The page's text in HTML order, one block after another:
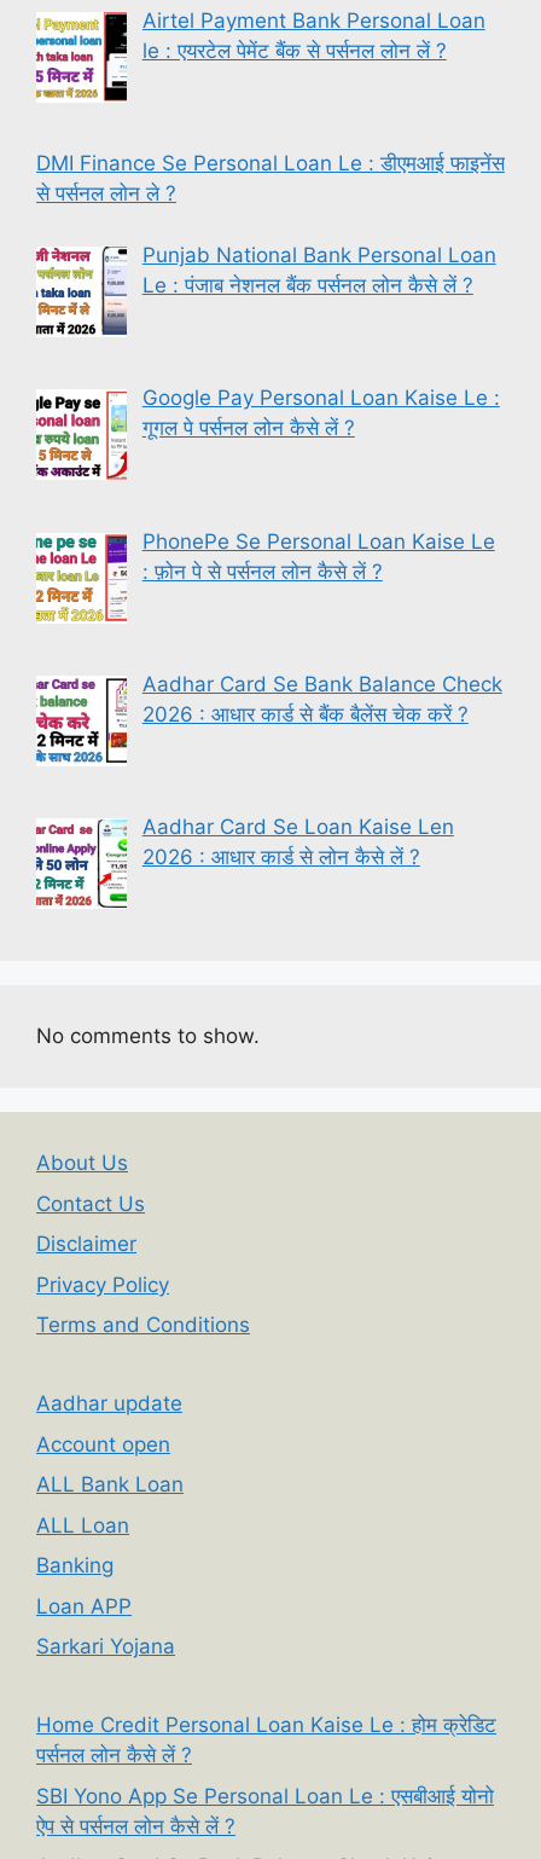
Airtel Payment Bank Personal Loan
le : एयरटेल पेमेंट बैंक से पर्सनल लोन लें ?
DMI Finance Se Personal Loan Le : डीएमआई फाइनेंस
से पर्सनल लोन ले ?
Punjab National Bank Personal Loan
Le : पंजाब नेशनल बैंक पर्सनल लोन कैसे लें ?
Google Pay Personal Loan Kaise Le :
गूगल पे पर्सनल लोन कैसे लें ?
PhonePe Se Personal Loan Kaise Le
: फ़ोन पे से पर्सनल लोन कैसे लें ?
Aadhar Card Se Bank Balance Check
2026 : आधार कार्ड से बैंक बैलेंस चेक करें ?
Aadhar Card Se Loan Kaise Len
2026 : आधार कार्ड से लोन कैसे लें ?
No comments to show.
About Us
Contact Us
Disclaimer
Privacy Policy
Terms and Conditions
Aadhar update
Account open
ALL Bank Loan
ALL Loan
Banking
Loan APP
Sarkari Yojana
Home Credit Personal Loan Kaise Le : होम क्रेडिट
पर्सनल लोन कैसे लें ?
SBI Yono App Se Personal Loan Le : एसबीआई योनो
ऐप से पर्सनल लोन कैसे लें ?